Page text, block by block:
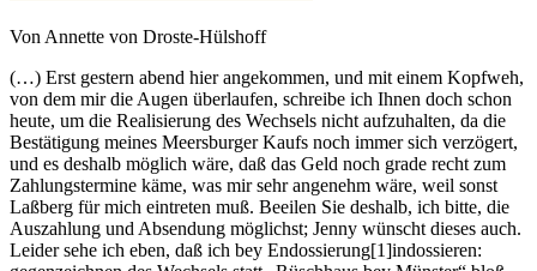
Von Annette von Droste-Hülshoff
(…) Erst gestern abend hier angekommen, und mit einem Kopfweh,
von dem mir die Augen überlaufen, schreibe ich Ihnen doch schon
heute, um die Realisierung des Wechsels nicht aufzuhalten, da die
Bestätigung meines Meersburger Kaufs noch immer sich verzögert,
und es deshalb möglich wäre, daß das Geld noch grade recht zum
Zahlungstermine käme, was mir sehr angenehm wäre, weil sonst
Laßberg für mich eintreten muß. Beeilen Sie deshalb, ich bitte, die
Auszahlung und Absendung möglichst; Jenny wünscht dieses auch.
Leider sehe ich eben, daß ich bey Endossierung[1]indossieren: